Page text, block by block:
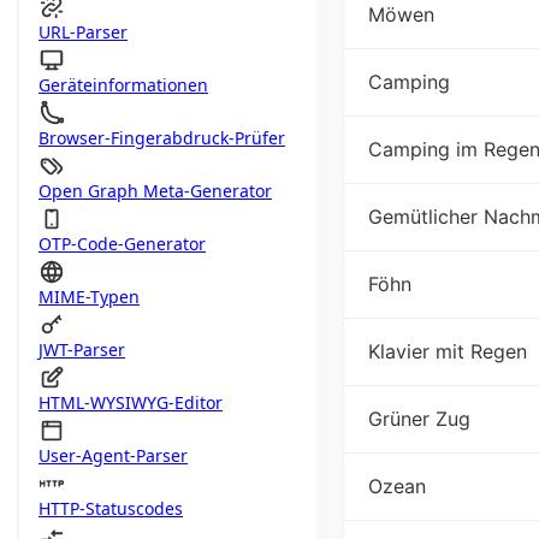
URL-Parser
Geräteinformationen
Browser-Fingerabdruck-Prüfer
Open Graph Meta-Generator
OTP-Code-Generator
MIME-Typen
JWT-Parser
HTML-WYSIWYG-Editor
User-Agent-Parser
HTTP-Statuscodes
Möwen
Camping
Camping im Regen
Gemütlicher
Föhn
Klavier mit Regen
Grüner Zug
Ozean